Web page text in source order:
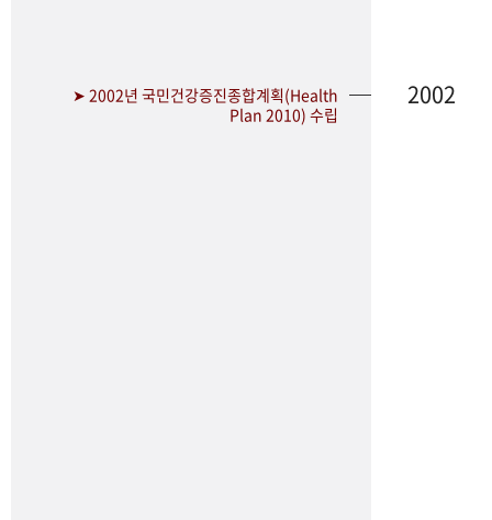
➤ 2002년 국민건강증진종합계획(Health
Plan 2010) 수립
2002